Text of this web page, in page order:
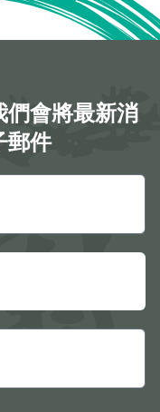
2025
會將最新消
郵件